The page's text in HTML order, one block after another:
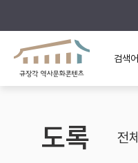
규장각의 어제와 오늘
규장각 소개영상
도록 전체